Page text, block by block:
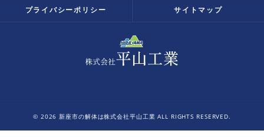
プライバシーポリシー サイトマップ
© 2026 新座市の解体は株式会社平山工業 ALL RIGHTS RESERVED.